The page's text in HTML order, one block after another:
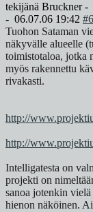
tekijänä Bruckner-
- 06.07.06 19:42
Tuohon Sataman
näkyvälle alueelle
toimistotaloa, jotka
myös rakennettu
rivakasti.
http://
http://
Intelligatesta on
projekti on
sanoa jotenkin vielä
hienon näköinen.